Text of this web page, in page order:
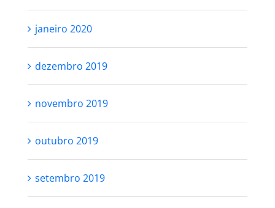
janeiro 2020
dezembro 2019
novembro 2019
outubro 2019
setembro 2019